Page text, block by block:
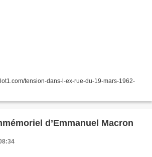
tension-dans-l-ex-rue-du-19-mars-1962-
d’Emmanuel Macron